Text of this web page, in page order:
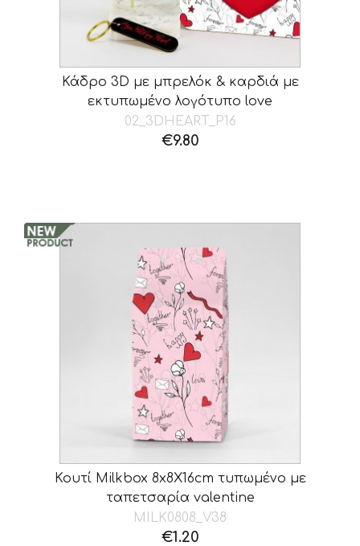
Κάδρο 3D με μπρελόκ & καρδιά με
εκτυπωμένο λογότυπο love
02_3DHEART_P16
€9.80
Κουτί Milkbox 8x8X16cm τυπωμένο με
ταπετσαρία valentine
MILK0808_V38
€1.20